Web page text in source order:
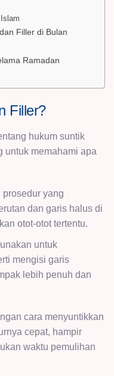
Filler di Bulan
Ramadan
Filler?
hukum suntik
untuk memahami apa
yang
dan garis halus di
otot-otot tertentu.
untuk
mengisi garis
lebih penuh dan
cara menyuntikkan
cepat, hampir
waktu pemulihan